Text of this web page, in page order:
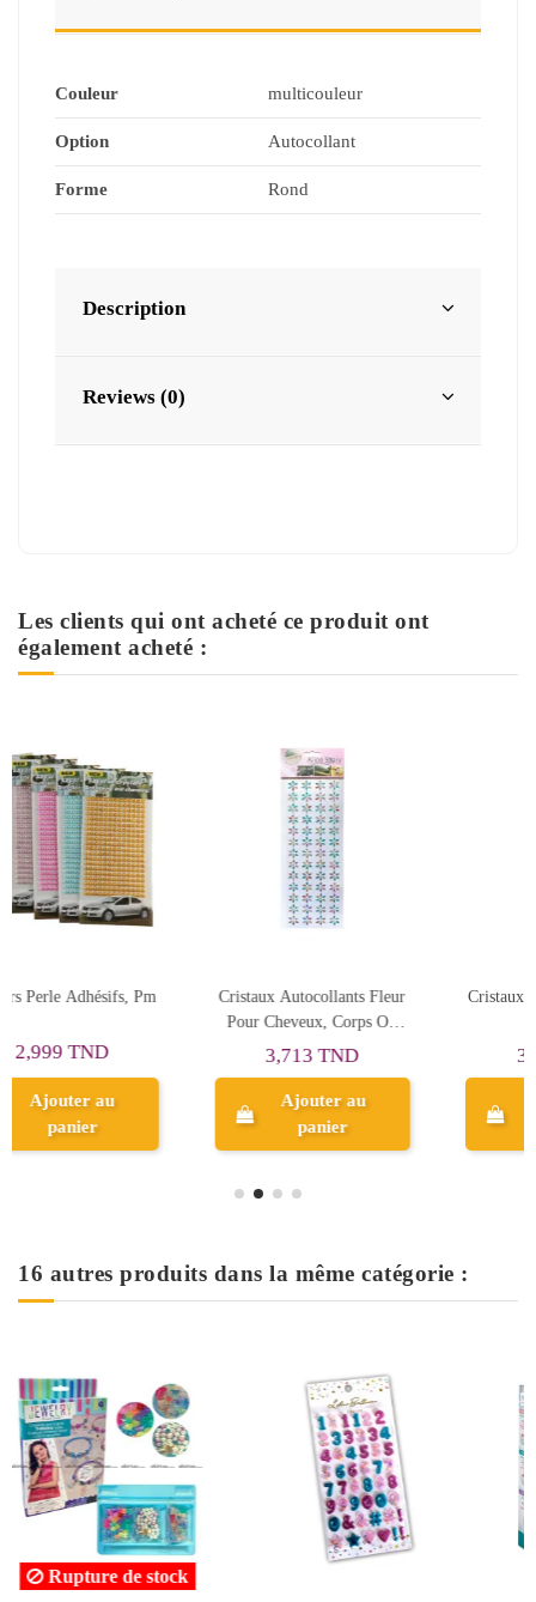
Couleur multicouleur
Option Autocollant
Forme Rond
Description
Reviews (0)
Les clients qui ont acheté ce produit ont
également acheté :
Fleur
Cristaux Strass Autocollants
Ajouter au
Autocollants Créatifs En
Pierre De Cristal Diamant
16 autres produits dans la même catégorie :